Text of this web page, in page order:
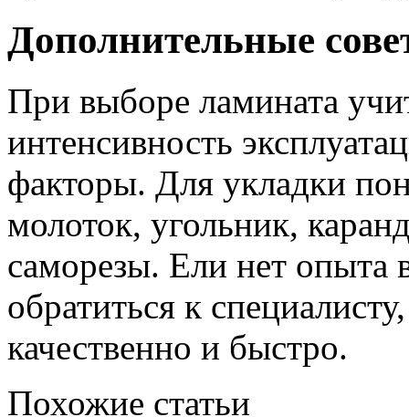
Дополнительные
При выборе ламината
интенсивность
факторы. Для укладки
молоток, угольник,
саморезы. Ели нет опыта
обратиться к
качественно и быстро.
Похожие статьи